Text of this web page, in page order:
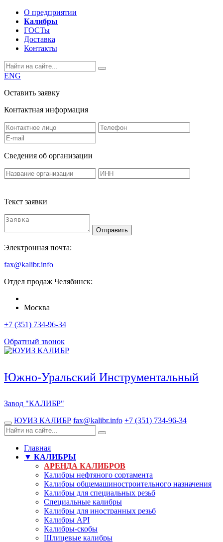
О предприятии
Калибры
ГОСТы
Доставка
Контакты
ENG
Оставить заявку
Контактная информация
Сведения об организации
Текст заявки
Отправить
Электронная почта:
fax@kalibr.info
Отдел продаж Челябинск:
Москва
+7 (351) 734-96-34
Обратный звонок
Южно-Уральский Инструментальный
Завод "КАЛИБР"
ЮУИЗ КАЛИБР fax@kalibr.info +7 (351) 734-96-34
Главная
▼ КАЛИБРЫ
АРЕНДА КАЛИБРОВ
Калибры нефтяного сортамента
Калибры общемашиностроительного назначения
Калибры для специальных резьб
Специальные калибры
Калибры для иностранных резьб
Калибры API
Калибры-скобы
Шлицевые калибры